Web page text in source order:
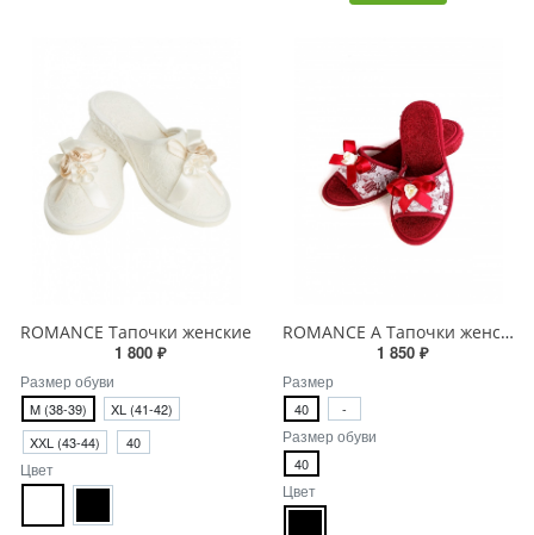
ROMANCE Тапочки женские
1 800 ₽
Размер обуви
M (38-39)
XL (41-42)
XХL (43-44)
40
Цвет
ROMANCE A Тапочки женские
1 850 ₽
Размер
40 -
Размер обуви
40
Цвет